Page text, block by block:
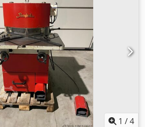
miejsce ok. 1700 x 1000 x 1500 mm *
noży wycinających (!!) *
r. * orientacyjny koszt zakupu 1.000
- elektrohydrauliczna wykrawarka
kąta * regulacja kąta za pomocą
sterujący z przodu - osłona z
- hartowane noże, również
- stołowa powierzchnia
„klinowaniu” lub „ześlizgiwaniu się”
* z ruchomymi i wymiennymi
- boczny wyrzut resztek -
pedał nożny - instrukcja obsługi
1 /4